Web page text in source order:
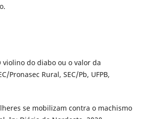
violino do diabo ou o valor da
Pronasec Rural, SEC/Pb, UFPB,
se mobilizam contra o machismo